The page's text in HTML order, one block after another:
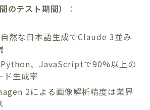
のテスト期間） ：
然な日本語生成でClaude 3並み
、JavaScriptで90%以上の
ド生成率
2による画像解析精度は業界